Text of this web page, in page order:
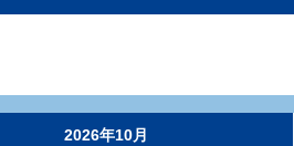
2026年10月